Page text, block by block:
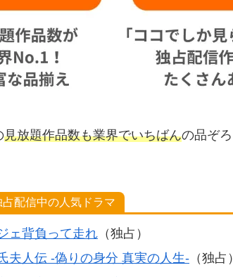
見放題作品数も業界でいちばんの品ぞ
配信中の人気ドラマ
ェ背負って走れ（独占）
夫人伝 -偽りの身分 真実の人生-（独占）